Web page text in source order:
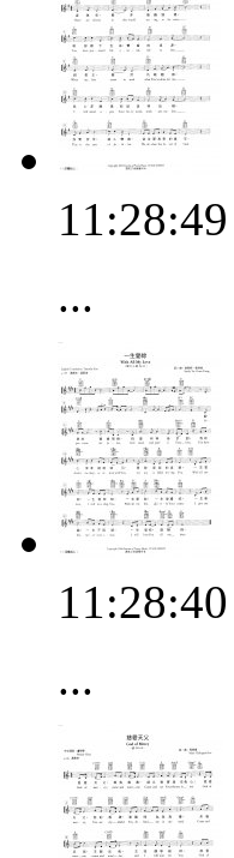
11:28:49
...
11:28:40
...